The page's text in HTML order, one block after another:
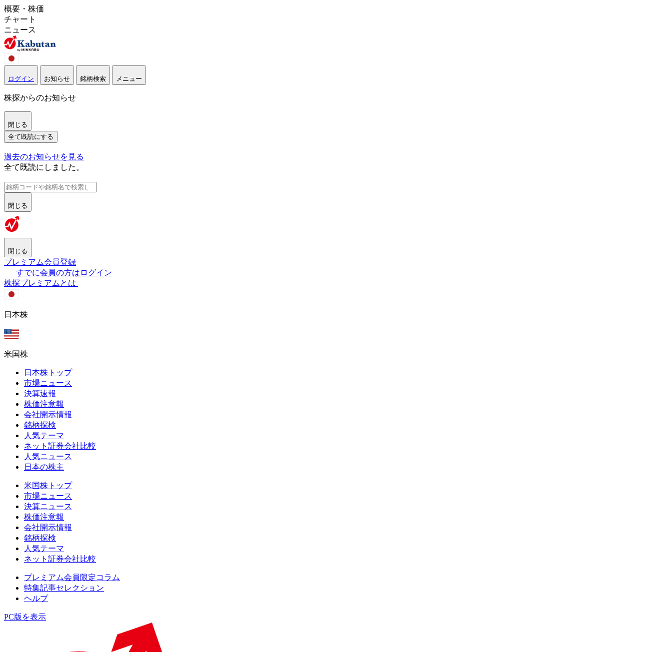
概要・株価
チャート
ニュース
ログイン お知らせ 銘柄検索 メニュー
株探からのお知らせ
閉じる
全て既読にする
過去のお知らせを見る
全て既読にしました。
閉じる
閉じる
プレミアム会員登録
すでに会員の方はログイン
株探プレミアムとは
日本株
米国株
日本株トップ
市場ニュース
決算速報
株価注意報
会社開示情報
銘柄探検
人気テーマ
ネット証券会社比較
人気ニュース
日本の株主
米国株トップ
市場ニュース
決算ニュース
株価注意報
会社開示情報
銘柄探検
人気テーマ
ネット証券会社比較
プレミアム会員限定コラム
特集記事セレクション
ヘルプ
PC版を表示